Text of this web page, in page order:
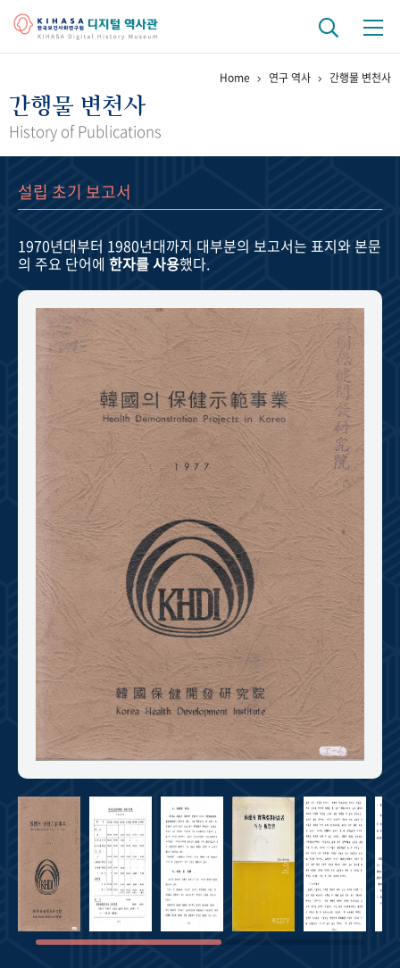
걸어온 길 기관 변천사
정책과 연구 키워드로 보는 연구 역사
연구자들
기록물 아카이브
사진 아카이브 문서 기록물 행정박물 영상 기록물
주년 기념
성과 50선 숫자로 보는 50년 50+1주년 광장
세계와 함께 한 KIHASA
VR 역사관
Home 연구 역사 간행물 변천사
간행물 변천사
History of Publications
설립 초기 보고서
1970년대부터 1980년대까지 대부분의 보고서는 표지와 본문
의 주요 단어에 한자를 사용했다.